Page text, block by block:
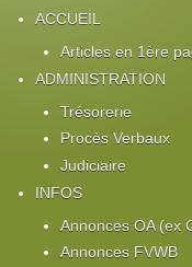
ACCUEIL
Articles en 1ère
ADMINISTRATION
Trésorerie
Procès Verbaux
Judiciaire
INFOS
Annonces OA (ex
Annonces FVWB